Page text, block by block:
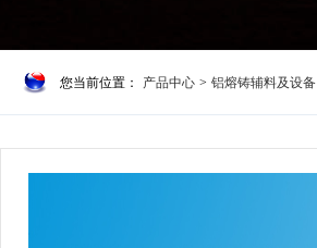
您当前位置： 产品中心 > 铝熔铸辅料及设备